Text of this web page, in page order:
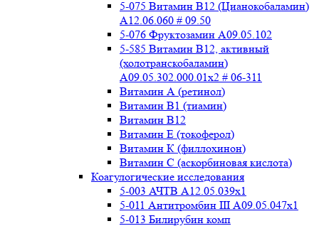
5-075 Витамин В12 (Цианокобаламин)
A12.06.060 # 09.50
5-076 Фруктозамин A09.05.102
5-585 Витамин B12, активный
(холотранскобаламин)
A09.05.302.000.01x2 # 06-311
Витамин А (ретинол)
Витамин В1 (тиамин)
Витамин В12
Витамин Е (токоферол)
Витамин К (филлохинон)
Витамин С (аскорбиновая кислота)
Коагулогические исследования
5-003 АЧТВ А12.05.039x1
5-011 Антитромбин III А09.05.047x1
5-013 Билирубин комп